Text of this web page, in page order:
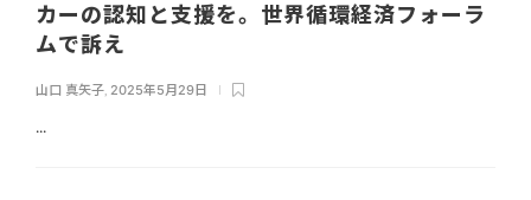
カーの認知と支援を。世界循環経済フォーラ
ムで訴え
山口 真矢子 2025年5月29日
...